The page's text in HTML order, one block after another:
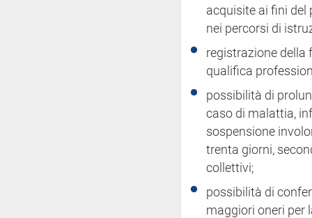
acquisite ai fini del
nei percorsi di
registrazione della
qualifica
possibilità di
caso di malattia,
sospensione
trenta giorni,
collettivi;
possibilità di
maggiori oneri per